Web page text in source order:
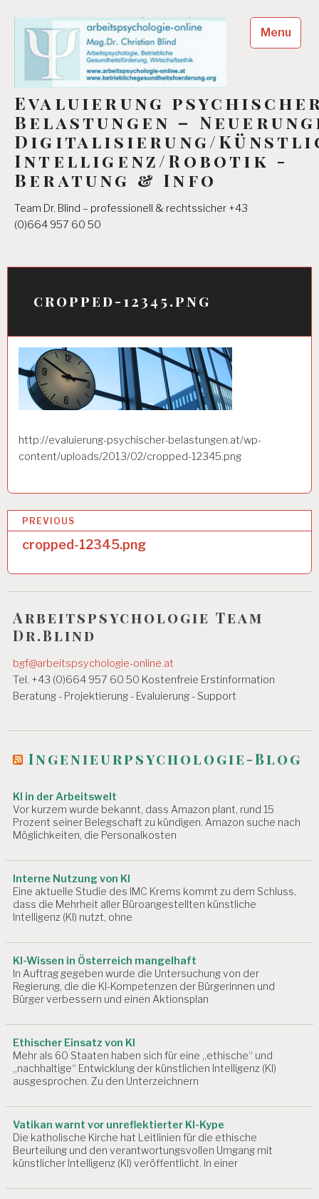
content
Evaluierung
Belastungen –
Digitalisierung/
Intelligenz/Robotik -
Beratung & Info
Team Dr. Blind – professionell & rechtssicher +43
(0)664 957 60 50
Menu
cropped-12345.png
http://evaluierung-psychischer-belastungen.at/wp-
content/uploads/2013/02/cropped-12345.png
B
i
t
r
a
g
s
a
v
g
a
i
o
n
PREVIOUS
cropped-12345.png
Arbeitspsychologie Team
Dr.Blind
bgf@arbeitspsychologie-online.at
Tel. +43 (0)664 957 60 50 Kostenfreie Erstinformation
Beratung - Projektierung - Evaluierung - Support
Ingenieurpsychologie-Blog
KI in der Arbeitswelt
Vor kurzem wurde bekannt, dass Amazon plant, rund 15
Prozent seiner Belegschaft zu kündigen. Amazon suche nach
Möglichkeiten, die Personalkosten
Interne Nutzung von KI
Eine aktuelle Studie des IMC Krems kommt zu dem Schluss,
dass die Mehrheit aller Büroangestellten künstliche
Intelligenz (KI) nutzt, ohne
KI-Wissen in Österreich mangelhaft
In Auftrag gegeben wurde die Untersuchung von der
Regierung, die die KI-Kompetenzen der Bürgerinnen und
Bürger verbessern und einen Aktionsplan
Ethischer Einsatz von KI
Mehr als 60 Staaten haben sich für eine „ethische“ und
„nachhaltige“ Entwicklung der künstlichen Intelligenz (KI)
ausgesprochen. Zu den Unterzeichnern
Vatikan warnt vor unreflektierter KI-Kype
Die katholische Kirche hat Leitlinien für die ethische
Beurteilung und den verantwortungsvollen Umgang mit
künstlicher Intelligenz (KI) veröffentlicht. In einer